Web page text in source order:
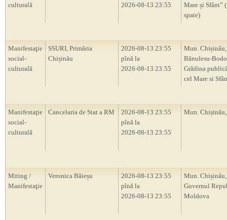
culturală
2026-08-13 23:55
Mare și Sfânt”
spate)
Manifestaţie
social-
culturală
SSURI, Primăria
Chișinău
2026-08-13 23:55
pînă la
2026-08-13 23:55
Mun. Chișinău,
Bănulesu-
Grădina
cel Mare si
Manifestaţie
social-
culturală
Cancelaria de Stat a RM
2026-08-13 23:55
pînă la
2026-08-13 23:55
Mun.
Miting /
Manifestaţie
Veronica Băieșu
2026-08-13 23:55
pînă la
2026-08-13 23:55
Mun.
Guvernul
Moldova